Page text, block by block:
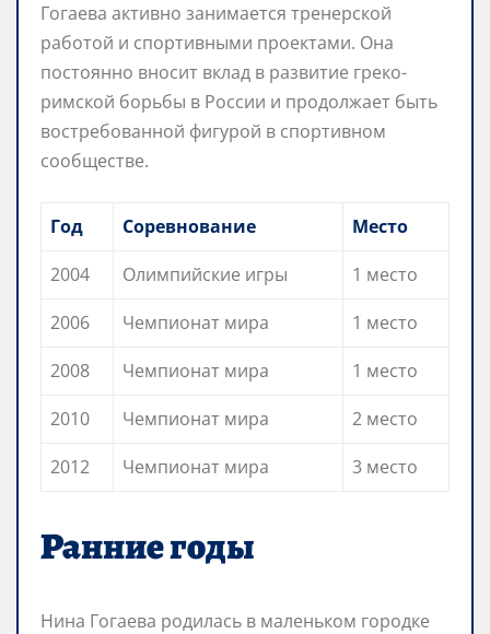
Гогаева активно занимается тренерской
работой и спортивными проектами. Она
постоянно вносит вклад в развитие греко-
римской борьбы в России и продолжает быть
востребованной фигурой в спортивном
сообществе.
Год Соревнование
Место
2004
Олимпийские игры
1 место
2006
Чемпионат мира
1 место
2008
Чемпионат мира
1 место
2010
Чемпионат мира
2 место
2012
Чемпионат мира 3 место
Ранние годы
Нина Гогаева родилась в маленьком городке